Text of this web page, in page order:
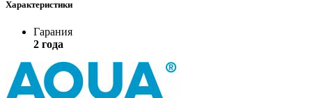
Характеристики
Гарания
2 года